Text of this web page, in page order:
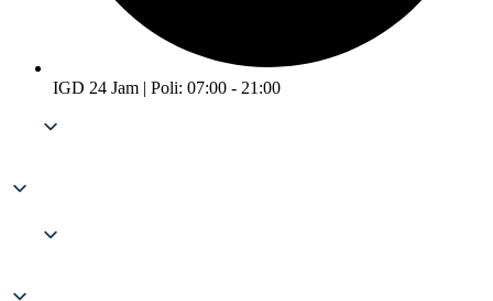
IGD 24 Jam | Poli: 07:00 - 21:00